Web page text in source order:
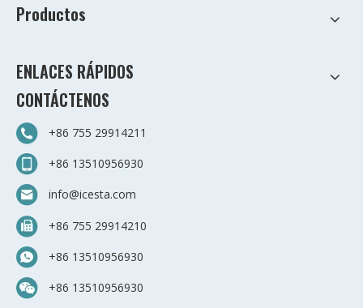
Productos
ENLACES RÁPIDOS
CONTÁCTENOS
+86 755 29914211
+86 13510956930
info@icesta.com
+86 755 29914210
+86 13510956930
+86 13510956930